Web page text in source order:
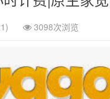
3098次浏览